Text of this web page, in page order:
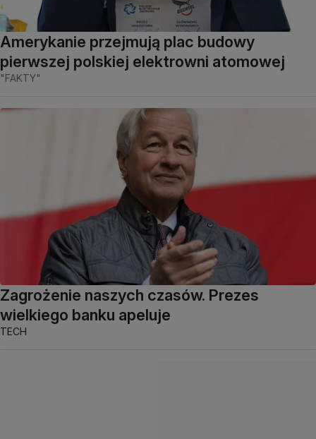
Amerykanie przejmują plac budowy
pierwszej polskiej elektrowni atomowej
"FAKTY"
Zagrożenie naszych czasów. Prezes
wielkiego banku apeluje
TECH